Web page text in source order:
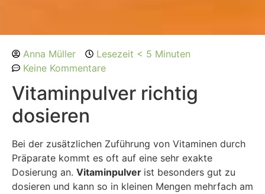
Anna Müller
Lesezeit < 5 Minuten
Keine Kommentare
Vitaminpulver richtig
dosieren
Bei der zusätzlichen Zuführung von Vitaminen durch
Präparate kommt es oft auf eine sehr exakte
Dosierung an. Vitaminpulver ist besonders gut zu
dosieren und kann so in kleinen Mengen mehrfach am